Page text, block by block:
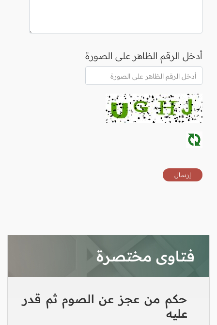
أدخل الرقم الظاهر على الصورة
فتاوى مختصرة
حكم من عجز عن الصوم ثم قدر
عليه